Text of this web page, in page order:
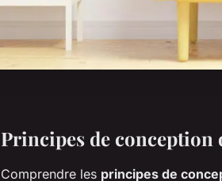
Principes de conception
Comprendre les principes de